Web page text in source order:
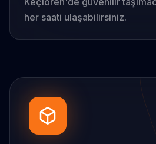
her saati ulaşabilirsiniz.